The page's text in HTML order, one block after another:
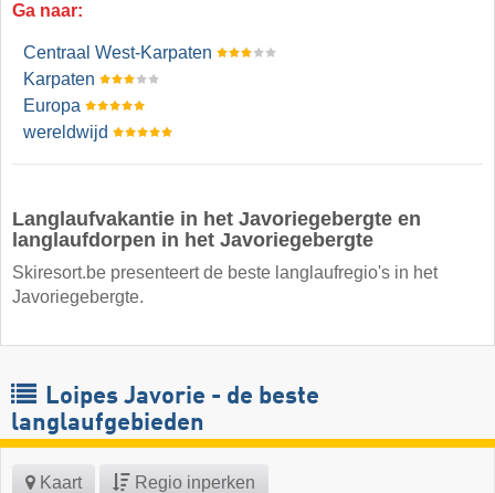
Ga naar:
Centraal West-Karpaten
Karpaten
Europa
wereldwijd
Langlaufvakantie in het Javoriegebergte en
langlaufdorpen in het Javoriegebergte
Skiresort.be presenteert de beste langlaufregio's in het
Javoriegebergte.
Loipes Javorie - de beste
langlaufgebieden
Kaart Regio inperken